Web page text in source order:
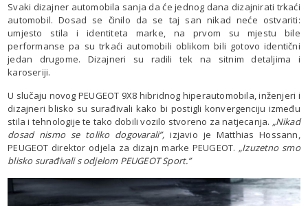
Svaki dizajner automobila sanja da će jednog dana dizajnirati trkaći
automobil. Dosad se činilo da se taj san nikad neće ostvariti:
umjesto stila i identiteta marke, na prvom su mjestu bile
performanse pa su trkaći automobili oblikom bili gotovo identični
jedan drugome. Dizajneri su radili tek na sitnim detaljima i
karoseriji.
U slučaju novog PEUGEOT 9X8 hibridnog hiperautomobila, inženjeri i
dizajneri blisko su surađivali kako bi postigli konvergenciju između
stila i tehnologije te tako dobili vozilo stvoreno za natjecanja. „Nikad
dosad nismo se toliko dogovarali”, izjavio je Matthias Hossann,
PEUGEOT direktor odjela za dizajn marke PEUGEOT. „Izuzetno smo
blisko surađivali s odjelom PEUGEOT Sport.”